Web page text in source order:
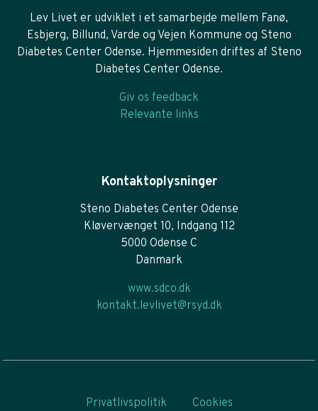
Lev Livet er udviklet i et samarbejde mellem Fanø,
Esbjerg, Billund, Varde og Vejen Kommune og Steno
Diabetes Center Odense. Hjemmesiden driftes af Steno
Diabetes Center Odense.
Giv os feedback
Relevante links
Kontaktoplysninger
Steno Diabetes Center Odense
Kløvervænget 10, Indgang 112
5000 Odense C
Danmark
www.sdco.dk
kontakt.levlivet@rsyd.dk
Privatlivspolitik Cookies